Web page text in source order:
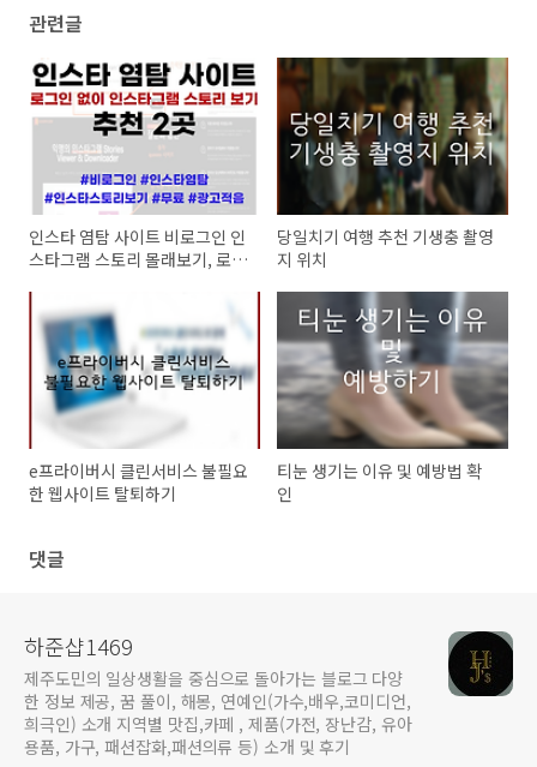
관련글
인스타 염탐 사이트 비로그인 인
스타그램 스토리 몰래보기, 로그
당일치기 여행 추천 기생충 촬영
지 위치
e프라이버시 클린서비스 불필요
한 웹사이트 탈퇴하기
티눈 생기는 이유 및 예방법 확
인
댓글
하준샵1469
제주도민의 일상생활을 중심으로 돌아가는 블로그 다양
한 정보 제공, 꿈 풀이, 해몽, 연예인(가수,배우,코미디언,
희극인) 소개 지역별 맛집,카페 , 제품(가전, 장난감, 유아
용품, 가구, 패션잡화,패션의류 등) 소개 및 후기